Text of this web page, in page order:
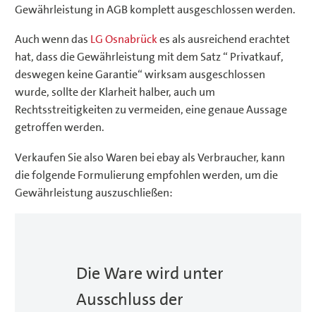
Gewährleistung in AGB komplett ausgeschlossen werden.
Auch wenn das LG Osnabrückes als ausreichend erachtet
hat, dass die Gewährleistung mit dem Satz “ Privatkauf,
deswegen keine Garantie“ wirksam ausgeschlossen
wurde, sollte der Klarheit halber, auch um
Rechtsstreitigkeiten zu vermeiden, eine genaue Aussage
getroffen werden.
Verkaufen Sie also Waren bei ebay als Verbraucher, kann
die folgende Formulierung empfohlen werden, um die
Gewährleistung auszuschließen:
Die Ware wird unter
Ausschluss der